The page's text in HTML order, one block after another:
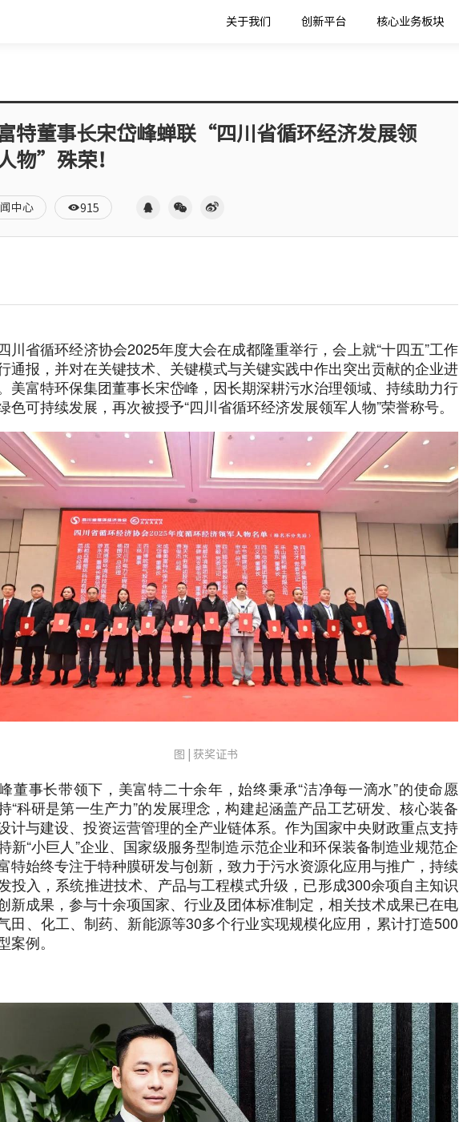
关于我们 创新平台 核心业务板块
特董事长宋岱峰蝉联“四川省循环经济发展领
物”殊荣！
中心 915
川省循环经济协会2025年度大会在成都隆重举行，会上就“十四五”工作
通报，并对在关键技术、关键模式与关键实践中作出突出贡献的企业进
美富特环保集团董事长宋岱峰，因长期深耕污水治理领域、持续助力行
色可持续发展，再次被授予“四川省循环经济发展领军人物”荣誉称号。
图 | 获奖证书
董事长带领下，美富特二十余年，始终秉承“洁净每一滴水”的使命愿
“科研是第一生产力”的发展理念，构建起涵盖产品工艺研发、核心装备
计与建设、投资运营管理的全产业链体系。作为国家中央财政重点支持
新“小巨人”企业、国家级服务型制造示范企业和环保装备制造业规范企
特始终专注于特种膜研发与创新，致力于污水资源化应用与推广，持续
投入，系统推进技术、产品与工程模式升级，已形成300余项自主知识
新成果，参与十余项国家、行业及团体标准制定，相关技术成果已在电
田、化工、制药、新能源等30多个行业实现规模化应用，累计打造500
案例。